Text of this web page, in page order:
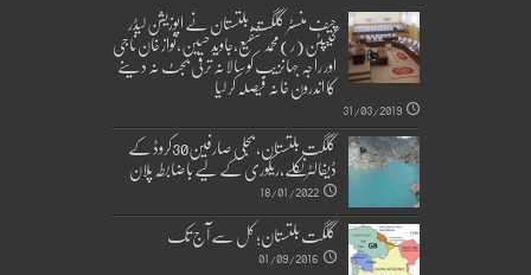
چیف منسٹر گلگت بلتستان نے اپوزیشن لیڈر
کیپٹن(ر)محمد شفیع،جاوید حسین،نواز خان ناجی
اور راجہ جہانزیب کو سالانہ ترقی بجٹ نہ دینے
کا اندرون خانہ فیصلہ کر لیا
31/03/2019
گلگت بلتستان، بجلی صارفین30کروڈ کے
ڈیفالٹر نکلے,ریکوری کے لیے باضابطہ پلان
18/01/2022
گلگت بلتستان؛ کل سے آج تک
01/09/2016